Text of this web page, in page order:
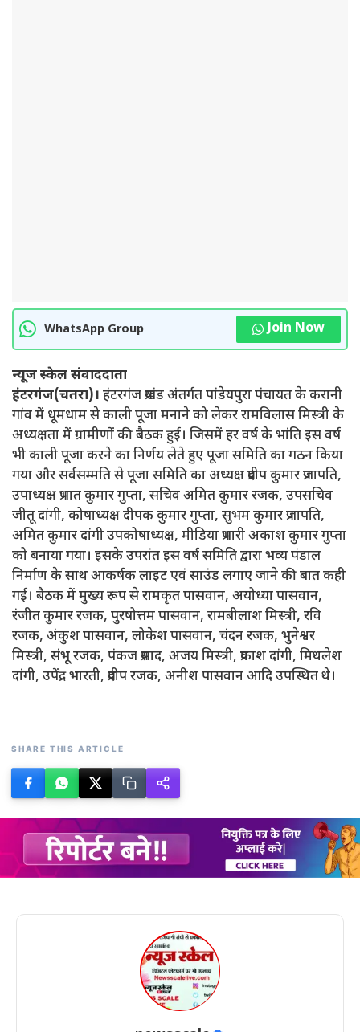
WhatsApp Group Join Now
न्यूज स्केल संवाददाता
हंटरगंज(चतरा)। हंटरगंज प्रखंड अंतर्गत पांडेयपुरा पंचायत के करानी
गांव में धूमधाम से काली पूजा मनाने को लेकर रामविलास मिस्त्री के
अध्यक्षता में ग्रामीणों की बैठक हुई। जिसमें हर वर्ष के भांति इस वर्ष
भी काली पूजा करने का निर्णय लेते हुए पूजा समिति का गठन किया
गया और सर्वसम्मति से पूजा समिति का अध्यक्ष प्रदीप कुमार प्रजापति,
उपाध्यक्ष प्रभात कुमार गुप्ता, सचिव अमित कुमार रजक, उपसचिव
जीतू दांगी, कोषाध्यक्ष दीपक कुमार गुप्ता, सुभम कुमार प्रजापति,
अमित कुमार दांगी उपकोषाध्यक्ष, मीडिया प्रभारी अकाश कुमार गुप्ता
को बनाया गया। इसके उपरांत इस वर्ष समिति द्वारा भव्य पंडाल
निर्माण के साथ आकर्षक लाइट एवं साउंड लगाए जाने की बात कही
गई। बैठक में मुख्य रूप से रामकृत पासवान, अयोध्या पासवान,
रंजीत कुमार रजक, पुरषोत्तम पासवान, रामबीलाश मिस्त्री, रवि
रजक, अंकुश पासवान, लोकेश पासवान, चंदन रजक, भुनेश्वर
मिस्त्री, संभू रजक, पंकज प्रसाद, अजय मिस्त्री, प्रकाश दांगी, मिथलेश
दांगी, उपेंद्र भारती, प्रदीप रजक, अनीश पासवान आदि उपस्थित थे।
SHARE THIS ARTICLE